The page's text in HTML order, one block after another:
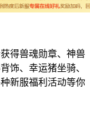
得兽魂勋章、神兽
饰、幸运猪坐骑、
新服福利活动等你